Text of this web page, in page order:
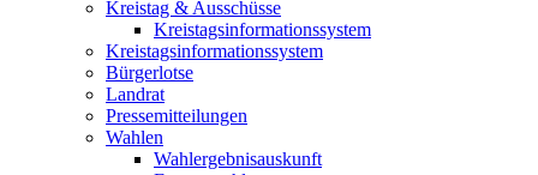
Kreistag & Ausschüsse
Kreistagsinformationssystem
Kreistagsinformationssystem
Bürgerlotse
Landrat
Pressemitteilungen
Wahlen
Wahlergebnisauskunft